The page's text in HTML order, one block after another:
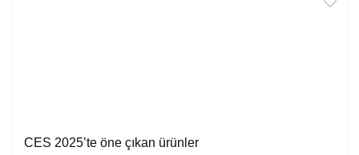
CES 2025’te öne çıkan ürünler